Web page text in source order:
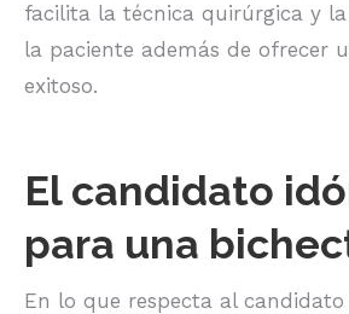
facilita la técnica quirúrgica y
la paciente además de ofrecer
exitoso.
El candidato
para una
En lo que respecta al